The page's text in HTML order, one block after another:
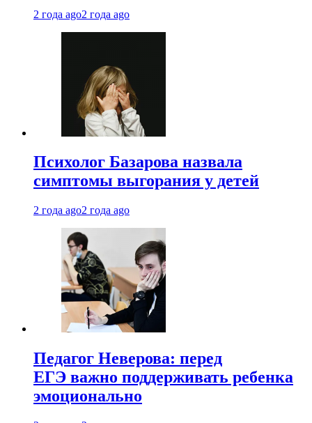
2 года ago2 года ago
Психолог Базарова назвала
симптомы выгорания у детей
2 года ago2 года ago
Педагог Неверова: перед
ЕГЭ важно поддерживать ребенка
эмоционально